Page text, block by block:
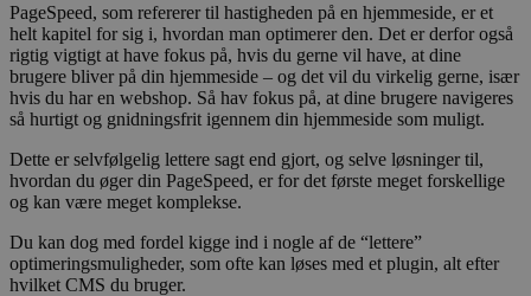
PageSpeed, som refererer til hastigheden på en hjemmeside, er et
helt kapitel for sig i, hvordan man optimerer den. Det er derfor også
rigtig vigtigt at have fokus på, hvis du gerne vil have, at dine
brugere bliver på din hjemmeside – og det vil du virkelig gerne, især
hvis du har en webshop. Så hav fokus på, at dine brugere navigeres
så hurtigt og gnidningsfrit igennem din hjemmeside som muligt.
Dette er selvfølgelig lettere sagt end gjort, og selve løsninger til,
hvordan du øger din PageSpeed, er for det første meget forskellige
og kan være meget komplekse.
Du kan dog med fordel kigge ind i nogle af de “lettere”
optimeringsmuligheder, som ofte kan løses med et plugin, alt efter
hvilket CMS du bruger.